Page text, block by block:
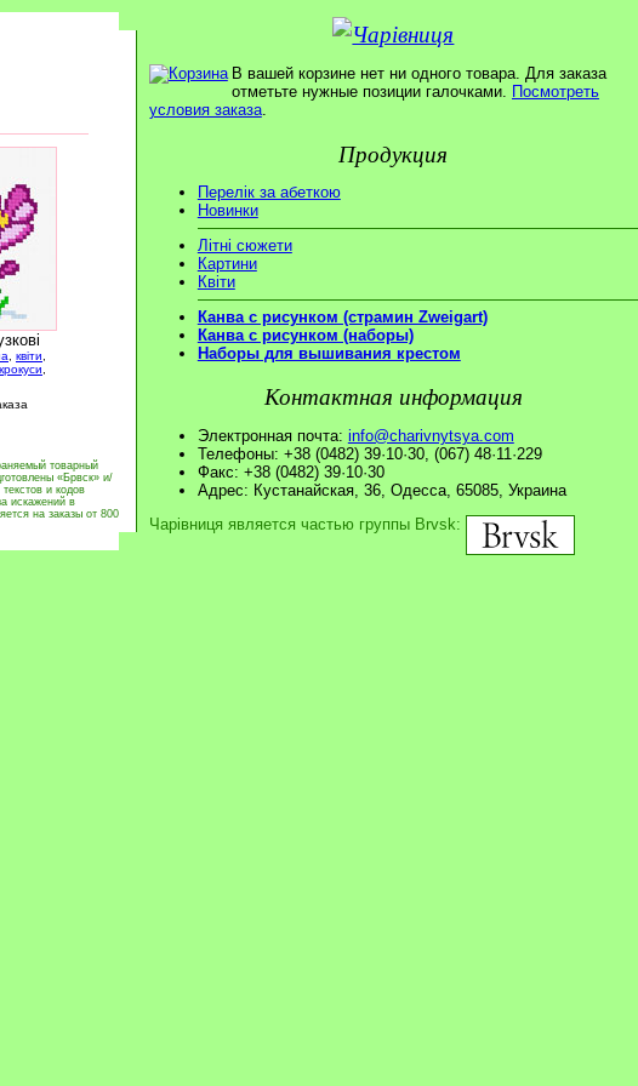
квіти
крокуси
товарный
«Брвск» и/
и кодов
искажений в
на заказы от 800
В вашей корзине нет ни одного товара. Для заказа
отметьте нужные позиции галочками. Посмотреть
условия заказа.
Продукция
Перелік за абеткою
Новинки
Літні сюжети
Картини
Квіти
Канва с рисунком (страмин Zweigart)
Канва с рисунком (наборы)
Наборы для вышивания крестом
Контактная информация
Электронная почта: info@charivnytsya.com
Телефоны: +38 (0482) 39·10·30, (067) 48·11·229
Факс: +38 (0482) 39·10·30
Адрес: Кустанайская, 36, Одесса, 65085, Украина
Чарівниця является частью группы Brvsk: